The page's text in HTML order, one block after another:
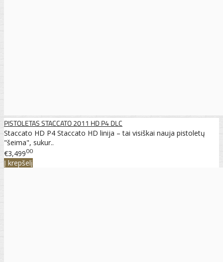
PISTOLETAS STACCATO 2011 HD P4 DLC
Staccato HD P4 Staccato HD linija – tai visiškai nauja pistoletų
"šeima", sukur..
€3,49900
Į krepšelį